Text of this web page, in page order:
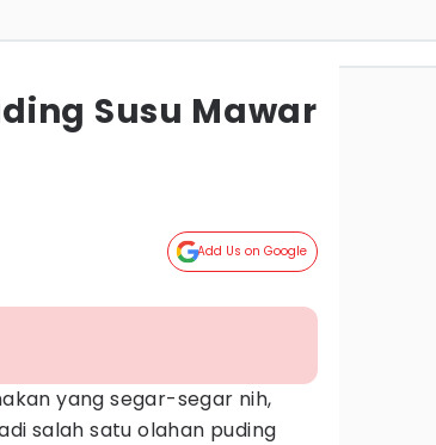
Susu Mawar
Add Us on Google
yang segar-segar nih,
salah satu olahan puding